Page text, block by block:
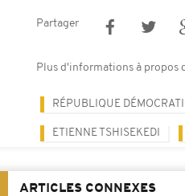
Partager
Plus d'informations à propos
RÉPUBLIQUE
ETIENNE TSHISEKEDI
ARTICLES CONNEXES